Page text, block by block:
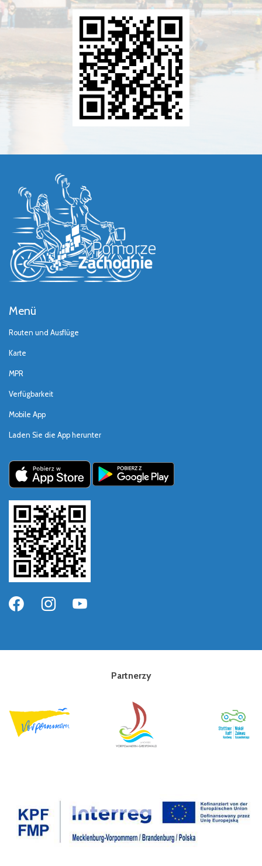
Menü
Routen und Ausflüge
Karte
MPR
Verfügbarkeit
Mobile App
Laden Sie die App herunter
Partnerzy